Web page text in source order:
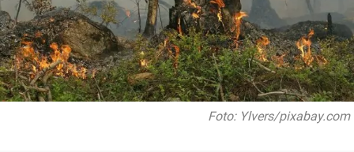
Foto: Ylvers/pixabay.com